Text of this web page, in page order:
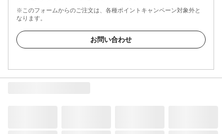
※このフォームからのご注文は、各種ポイントキャンペーン対象外と
なります。
お問い合わせ